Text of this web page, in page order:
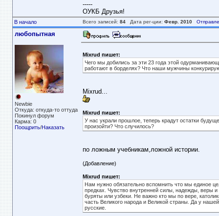
-----
ОУКБ Друзья!
В начало Всего записей: 84Дата рег-ции: Февр. 2010
любопытная
Newbie
Откуда: откуда-то оттуда
Покинул форум
Карма: 0
Поощрить/Наказать
Mixrud пишет:
Чего мы добились за эти 23 года этой
работают в борделях? Что наши мужчины
Mixrud...
Mixrud пишет:
У нас украли прошлое, теперь крадут остатки
произойти? Что случилось?
по ложным учебникам,ложной истории.
(Добавление)
Mixrud пишет:
Нам нужно обязательно вспомнить что мы единое
предках. Чувство внутренней силы, надежды, веры
буряты или узбеки. Не важно кто мы по вере,
часть Великого народа и Великой страны. Да у
русские.